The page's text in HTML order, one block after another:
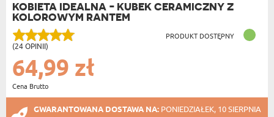
KOBIETA IDEALNA - KUBEK CERAMICZNY Z
KOLOROWYM RANTEM
(24 OPINII)
PRODUKT DOSTĘPNY
64,99 zł
Cena Brutto
GWARANTOWANA DOSTAWA NA: PONIEDZIAŁEK, 10 SIERPNIA